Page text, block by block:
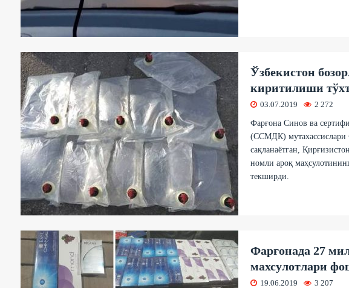
Ўзбекистон
киритилиши
03.07.2019 2 272
Фарғона Синов ва
(ССМДК) мутахассислари
сақланаётган,
номли ароқ
текширди.
Фарғонада 27
махсулотлари
19.06.2019 3 207